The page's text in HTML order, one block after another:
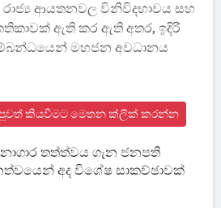
රාජ්‍ය ආයතනවල විනිවිදභාවය සහ
ඇති කර ඇති අතර, ඉදිරි
මහජන අවධානය
පුවත් කියවීමට මෙතන ක්ලික් කරන්න
තත්ත්වය ගැන ජනපති
අද විශේෂ සාකච්ඡාවක්